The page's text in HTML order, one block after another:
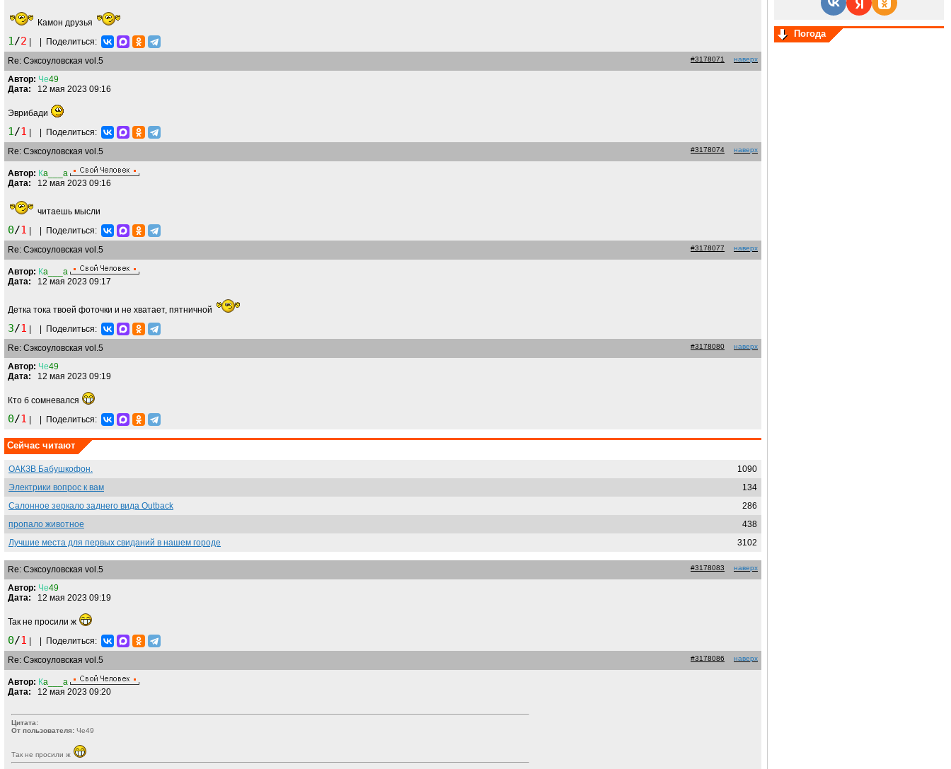
Камон друзья
1/2
Поделиться:
Re: Сэксоуловская vol.5
#3178071 наверх
Автор: Че49
Дата: 12 мая 2023 09:16
Эврибади
1/1
Поделиться:
Re: Сэксоуловская vol.5
#3178074 наверх
Автор: Кa___a
Дата: 12 мая 2023 09:16
читаешь мысли
0/1
Поделиться:
Re: Сэксоуловская vol.5
#3178077 наверх
Автор: Кa___a
Дата: 12 мая 2023 09:17
Детка тока твоей фоточки и не хватает, пятничной
3/1
Поделиться:
Re: Сэксоуловская vol.5
#3178080 наверх
Автор: Че49
Дата: 12 мая 2023 09:19
Кто б сомневался
0/1 Поделиться:
Сейчас читают
ОАКЗВ Бабушкофон.
1090
Электрики вопрос к вам
134
Салонное зеркало заднего вида Outback
286
пропало животное
438
Лучшие места для первых свиданий в нашем городе
3102
Re: Сэксоуловская vol.5 #3178083 наверх
Автор: Че49
Дата: 12 мая 2023 09:19
Так не просили ж
0/1
Поделиться:
Re: Сэксоуловская vol.5
#3178086 наверх
Автор: Кa___a
Дата: 12 мая 2023 09:20
Цитата:
От пользователя: Че49
Так не просили ж
Погода